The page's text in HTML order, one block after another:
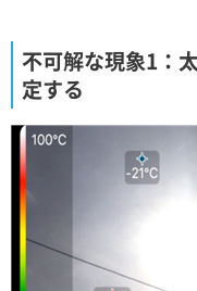
不可解な現象1：
定する